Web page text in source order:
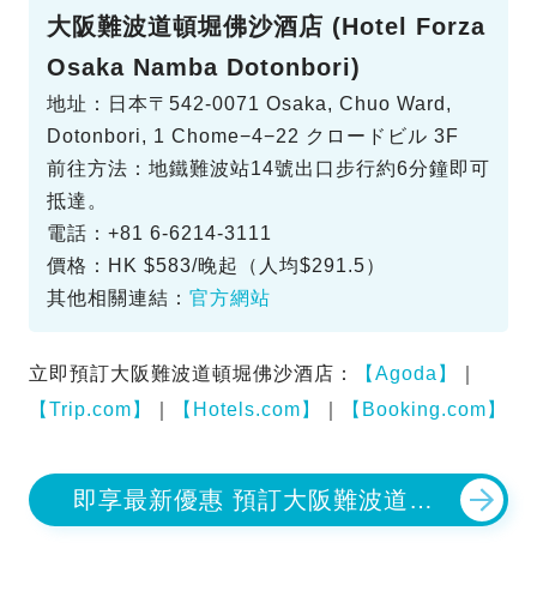
大阪難波道頓堀佛沙酒店 (Hotel Forza
Osaka Namba Dotonbori)
地址：日本〒542-0071 Osaka, Chuo Ward,
Dotonbori, 1 Chome−4−22 クロードビル 3F
前往方法：地鐵難波站14號出口步行約6分鐘即可
抵達。
電話：+81 6-6214-3111
價格：HK $583/晚起（人均$291.5）
其他相關連結： 官方網站
立即預訂大阪難波道頓堀佛沙酒店： 【Agoda】
【Trip.com】
【Hotels.com】 【Booking.com】
即享最新優惠 預訂大阪難波道頓
堀佛沙酒店